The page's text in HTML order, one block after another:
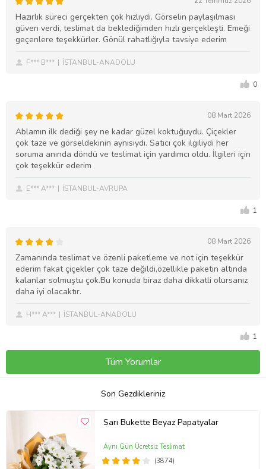
Hazırlık süreci gerçekten çok hızlıydı. Görselin paylaşılması
güven verdi, teslimat da beklediğimden hızlı gerçekleşti. Emeği
geçenlere teşekkürler. Gönül rahatlığıyla tavsiye ederim
F*** B*** İSTANBUL-ANADOLU
0
08 Mart 2026
Ablamın ilk dediği şey ne kadar güzel koktuğuydu. Çiçekler
çok taze ve görseldekinin aynısıydı. Satıcı çok ilgiliydi her
soruma anında döndü ve teslimat için yardımcı oldu. İlgileri için
çok teşekkür ederim
E*** A*** İSTANBUL-AVRUPA
1
08 Mart 2026
Zamanında teslimat ve özenli paketleme ve not için teşekkür
ederim fakat çiçekler çok taze değildi,özellikle paketin altında
kalanlar solmuştu çok.Bu konuda biraz daha dikkatli olursanız
daha iyi olacaktır.
H*** A*** İSTANBUL-ANADOLU
1
Tüm Yorumlar
Son Gezdikleriniz
Sarı Bukette Beyaz Papatyalar
(3874)
Aynı Gün Ücretsiz Teslimat